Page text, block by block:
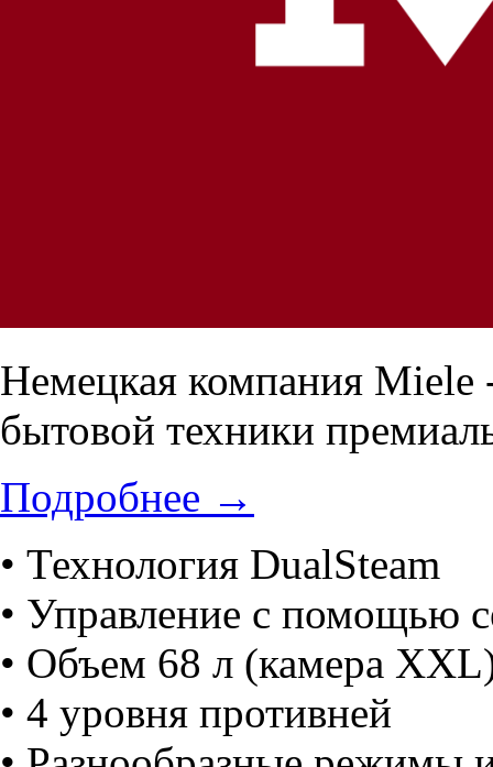
Немецкая компания Miele
бытовой техники
Подробнее →
• Технология DualSteam
• Управление с помощью
• Объем 68 л (камера
• 4 уровня противней